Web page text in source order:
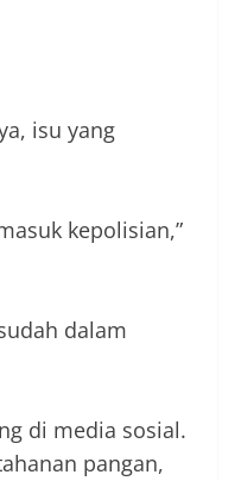
isu yang
kepolisian,”
dalam
di media sosial.
pangan,